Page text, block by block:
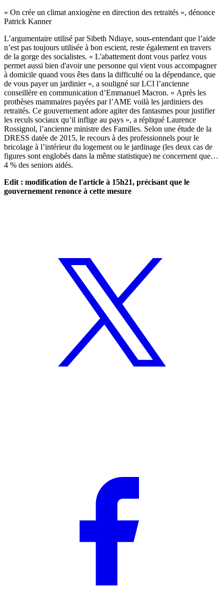
« On crée un climat anxiogène en direction des retraités », dénonce
Patrick Kanner
L’argumentaire utilisé par Sibeth Ndiaye, sous-entendant que l’aide
n’est pas toujours utilisée à bon escient, reste également en travers
de la gorge des socialistes. « L'abattement dont vous parlez vous
permet aussi bien d'avoir une personne qui vient vous accompagner
à domicile quand vous êtes dans la difficulté ou la dépendance, que
de vous payer un jardinier », a souligné sur LCI l’ancienne
conseillère en communication d’Emmanuel Macron. « Après les
prothèses mammaires payées par l’AME voilà les jardiniers des
retraités. Ce gouvernement adore agiter des fantasmes pour justifier
les reculs sociaux qu’il inflige au pays », a répliqué Laurence
Rossignol, l’ancienne ministre des Familles. Selon une étude de la
DRESS datée de 2015, le recours à des professionnels pour le
bricolage à l’intérieur du logement ou le jardinage (les deux cas de
figures sont englobés dans la même statistique) ne concernent que…
4 % des seniors aidés.
Edit : modification de l'article à 15h21, précisant que le
gouvernement renonce à cette mesure